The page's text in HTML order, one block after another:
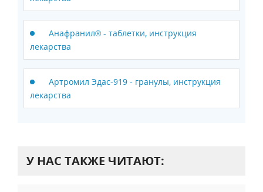
Анафранил® - таблетки, инструкция
лекарства
Артромил Эдас-919 - гранулы, инструкция
лекарства
У НАС ТАКЖЕ ЧИТАЮТ: